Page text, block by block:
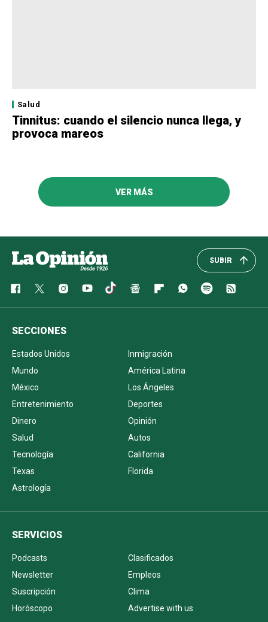
Salud
Tinnitus: cuando el silencio nunca llega, y
provoca mareos
VER MÁS
SUBIR
SECCIONES
Estados Unidos
Inmigración
Mundo
América Latina
México
Los Ángeles
Entretenimiento
Deportes
Dinero
Opinión
Salud
Autos
Tecnología
California
Texas
Florida
Astrología
SERVICIOS
Podcasts
Clasificados
Newsletter
Empleos
Suscripción
Clima
Horóscopo
Advertise with us